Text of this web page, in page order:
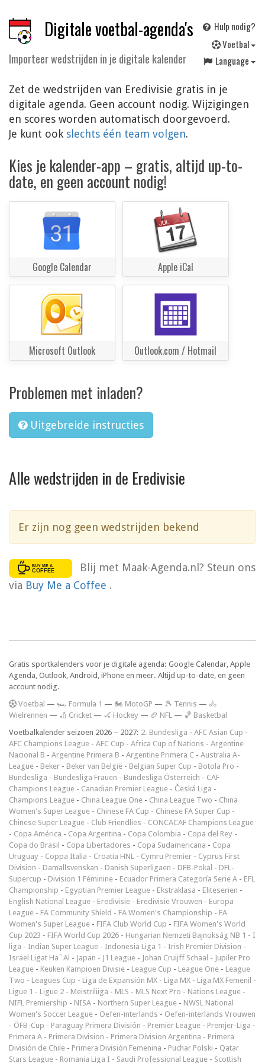
Digitale voetbal-agenda's
Importeer wedstrijden in je digitale kalender
Hulp nodig?
Voetbal
Language
Zet de wedstrijden van Eredivisie gratis in je
digitale agenda. Geen account nodig. Wijzigingen
en scores worden automatisch doorgevoerd.
Je kunt ook slechts één team volgen.
Kies je kalender-app – gratis, altijd up-to-
date, en geen account nodig!
Google Calendar Apple iCal
Microsoft Outlook Outlook.com / Hotmail
Problemen met inladen?
Uitgebreide instructies
Alle wedstrijden in de Eredivisie
Er zijn nog geen wedstrijden bekend
Blij met Maak-Agenda.nl? Steun ons
via Buy Me a Coffee .
Gratis sportkalenders voor je digitale agenda: Google Calendar, Apple
Agenda, Outlook, Android, iPhone en meer. Altijd up-to-date, en geen
account nodig.
Voetbal — 🏎️ Formula 1 — 🏍 MotoGP — 🎾 Tennis — 🚴
Wielrennen — 🏏 Cricket — 🏑 Hockey — 🏈 NFL — 🏀 Basketbal
Voetbalkalender seizoen 2026 – 2027: 2. Bundesliga - AFC Asian Cup -
AFC Champions League - AFC Cup - Africa Cup of Nations - Argentine
Nacional B - Argentine Primera B - Argentine Primera C - Australia A-
League - Beker - Beker van België - Belgian Super Cup - Botola Pro -
Bundesliga - Bundesliga Frauen - Bundesliga Österreich - CAF
Champions League - Canadian Premier League - Česká Liga -
Champions League - China League One - China League Two - China
Women's Super League - Chinese FA Cup - Chinese FA Super Cup -
Chinese Super League - Club Friendlies - CONCACAF Champions League
- Copa América - Copa Argentina - Copa Colombia - Copa del Rey -
Copa do Brasil - Copa Libertadores - Copa Sudamericana - Copa
Uruguay - Coppa Italia - Croatia HNL - Cymru Premier - Cyprus First
Division - Damallsvenskan - Danish Superligaen - DFB-Pokal - DFL-
Supercup - Division 1 Féminine - Ecuador Primera Categoría Serie A - EFL
Championship - Egyptian Premier League - Ekstraklasa - Eliteserien -
English National League - Eredivisie - Eredivisie Vrouwen - Europa
League - FA Community Shield - FA Women's Championship - FA
Women's Super League - FIFA Club World Cup - FIFA Women's World
Cup 2023 - FIFA World Cup 2026 - Hungarian Nemzeti Bajnokság NB 1 - I
liga - Indian Super League - Indonesia Liga 1 - Irish Premier Division -
Israel Ligat Ha`Al - Japan - J1 League - Johan Cruijff Schaal - Jupiler Pro
League - Keuken Kampioen Divisie - League Cup - League One - League
Two - Leagues Cup - Liga de Expansión MX - Liga MX - Liga MX Femenil -
Ligue 1 - Ligue 2 - Meistriliiga - MLS - MLS Next Pro - Nations League -
NIFL Premiership - NISA - Northern Super League - NWSL National
Women's Soccer League - Oefen-interlands - Oefen-interlands Vrouwen
- ÖFB-Cup - Paraguay Primera División - Premier League - Premjer-Liga -
Primera A - Primera Division - Primera Division Argentina - Primera
División de Chile - Primera División Femenina - Puchar Polski - Qatar
Stars League - Romania Liga I - Saudi Professional League - Scottish